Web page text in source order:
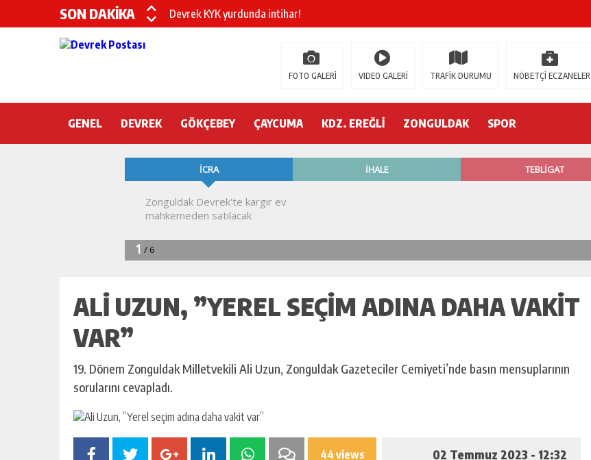
SON DAKİKA
Devrek KYK yurdunda intihar!
CHP’nin yeni genel başkanı Özgür Özel
DEVREK’TE YANGIN PANİĞİ
Devrek Engelsiz Yaşam Merkezi’nde neler oluyor?
DEVREK ÇATAKLI’YA TEŞEKKÜR ETTİ
FOTO GALERİ VIDEO GALERİ TRAFİK DURUMU NÖBETÇİ ECZANELER
GENEL DEVREK GÖKÇEBEY ÇAYCUMA KDZ. EREĞLİ ZONGULDAK SPOR
ALI UZUN, ”YEREL SEÇIM ADINA DAHA VAKIT
VAR”
19. Dönem Zonguldak Milletvekili Ali Uzun, Zonguldak Gazeteciler Cemiyeti’nde basın mensuplarının
sorularını cevapladı.
44 views 02 Temmuz 2023 - 12:32